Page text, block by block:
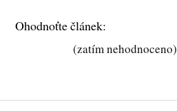
bo tte
r
ail
Ohodnoťte článek:
(zatím nehodnoceno)